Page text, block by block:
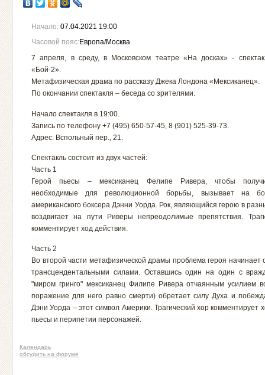
Начало: 07.04.2021 19:00
Часовой пояс:Европа/Москва
7 апреля, в среду, в Московском театре «На досках» -
«Бой-2».
Метафизическая драма по рассказу Джека Лондона «Мексиканец».
По окончании спектакля – беседа со зрителями.
Начало спектакля в 19:00.
Запись по телефону +7 (495) 650-57-45, 8 (901) 525-39-73.
Адрес: Вспольный пер., 21.
Спектакль состоит из двух частей:
Часть 1
Герой пьесы – мексиканец Фелипе Ривера, чтобы
необходимые для революционной борьбы, вызывает на
американского боксера Дэнни Уорда. Рок, являющийся герою в
воздвигает на пути Риверы непреодолимые препятствия.
комментирует ход действия.
Часть 2
Во второй части метафизической драмы проблема героя начинает
трансцендентальными силами. Оставшись один на один с
"миром гринго" мексиканец Филипе Ривера отчаянным усилием
поражение для него равно смерти) обретает силу Духа и
Дэни Уорда – этот символ Америки. Трагический хор комментирует
пьесы и перипетии персонажей.
Календарь
обсудить на форуме